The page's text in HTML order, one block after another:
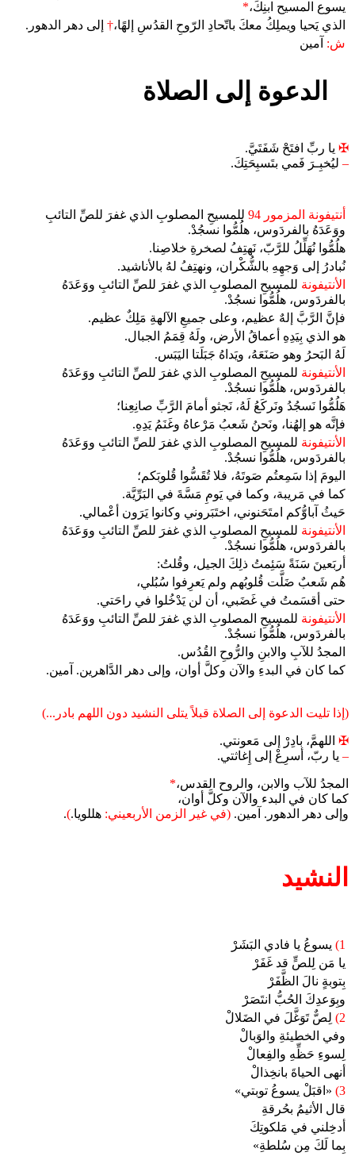
يسوع المسيح ابنِكَ،*
الذي يَحيا ويملِكُ معكَ باتّحادِ الرّوحِ القدُسِ إلهًا،† إلى دهر الدهور.
ش: آمين
الدعوة إلى الصلاة
✠ يا ربِّ افتَحْ شَفَتَيَّ.
– ليُخبِـرَ فَمي بتَسبِحَتِكَ.
أنتيفونة المزمور 94
للمسيحِ المصلوبِ الذي غفرَ للصِّ التائبِ
ووَعَدَهُ بالفردَوس، هلُمُّوا نسجُدْ.
هلُمُّوا نُهَلِّلُ للرَّبّ، نَهتِفُ لصخرةِ خلاصِنا.
نُبادرُ إلى وَجهِهِ بالشُّكْران، ونهتِفُ لهُ بالأناشيد.
الأنتيفونة للمسيحِ المصلوبِ الذي غفرَ للصِّ التائبِ ووَعَدَهُ
بالفردَوس، هلُمُّوا نسجُدْ.
فإنَّ الرَّبَّ إلهٌ عظيم، وعلى جميعِ الآلهةِ مَلِكٌ عظيم.
هو الذي بِيَدِهِ أعماقُ الأرض، ولَهُ قِمَمُ الجبال.
لَهُ البَحرُ وهو صَنَعَهُ، ويَداهُ جَبَلَتا اليَبَس.
الأنتيفونة للمسيحِ المصلوبِ الذي غفرَ للصِّ التائبِ ووَعَدَهُ
بالفردَوس، هلُمُّوا نسجُدْ.
هَلُمُّوا نَسجُدُ ونَركَعُ لَهُ، نَجثو أمامَ الرَّبِّ صانِعِنا؛
فإنَّه هو إلهُنا، ونَحنُ شَعبُ مَرْعاهُ وغَنَمُ يَدِهِ.
الأنتيفونة للمسيحِ المصلوبِ الذي غفرَ للصِّ التائبِ ووَعَدَهُ
بالفردَوس، هلُمُّوا نسجُدْ.
اليومَ إذا سَمِعتُم صَوتَهُ، فلا تُقَسُّوا قُلوبَكم؛
كما في مَريبة، وكما في يَومِ مَسَّةَ في البَرِّيَّة.
حَيثُ آباوُّكم امتَحَنوني، اختَبَروني وكانوا يَرَون أعْمالي.
الأنتيفونة للمسيحِ المصلوبِ الذي غفرَ للصِّ التائبِ ووَعَدَهُ
بالفردَوس، هلُمُّوا نسجُدْ.
أربَعينَ سَنَةً سَئِمتُ ذلِكَ الجيل، وقُلتُ:
هُم شَعبٌ ضَلَّت قُلوبُهم ولم يَعرِفوا سُبُلي،
حتى أقسَمتُ في غَضَبي، أن لن يَدْخُلوا في راحَتي.
الأنتيفونة للمسيحِ المصلوبِ الذي غفرَ للصِّ التائبِ ووَعَدَهُ
بالفردَوس، هلُمُّوا نسجُدْ.
المجدُ للآبِ والابنِ والرُّوحِ القُدُس.
كما كان في البدءِ والآن وكلَّ أوان، وإلى دهر الدَّاهرين. آمين.
(إذا تليت الدعوة إلى الصلاة قبلاً يتلى النشيد دون اللهم بادر...)
✠ اللهمَّ، بادِرْ إلى مَعونتي.
– يا ربّ، أسرِعْ إلى إِغاثتي.
المجدُ للآب والابن، والروح القدس،*
كما كان في البدء والآن وكلَّ أوان،
وإلى دهر الدهور. آمين. (في غير الزمن الأربعيني: هللويا.)
.
النشيد
1)
يسوعُ يا فادي البَشَرْ
يا مَن لِلصٍّ قد غَفَرْ
بِتوبةٍ نالَ الظَّفَرْ
وبِوَعدِكَ الحُبُّ انتَصَرْ
2)
لِصٌّ تَوَغَّلَ في الضَلالْ
وفي الخطيئةِ والوَبالْ
لِسوءِ حَظِّهِ والفِعالْ
أنهى الحياةَ بانخِذالْ
3) «اقبَلْ يسوعُ توبتي»
قال الأثيمُ بحُرقةِ
أدخِلني في مَلكوتِكَ
بِما لَكَ مِن سُلطةِ»